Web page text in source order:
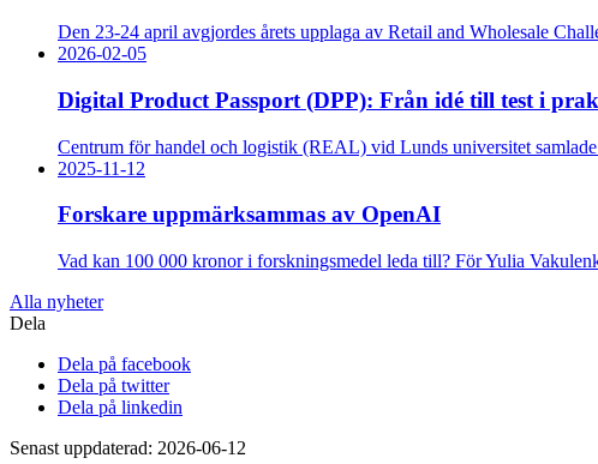
Den 23-24 april avgjordes årets upplaga av Retail and Wholesale
2026-02-05
Digital Product Passport (DPP): Från idé till test i
Centrum för handel och logistik (REAL) vid Lunds universitet
2025-11-12
Forskare uppmärksammas av OpenAI
Vad kan 100 000 kronor i forskningsmedel leda till? För Yulia
Alla nyheter
Dela
Dela på facebook
Dela på twitter
Dela på linkedin
Senast uppdaterad: 2026-06-12